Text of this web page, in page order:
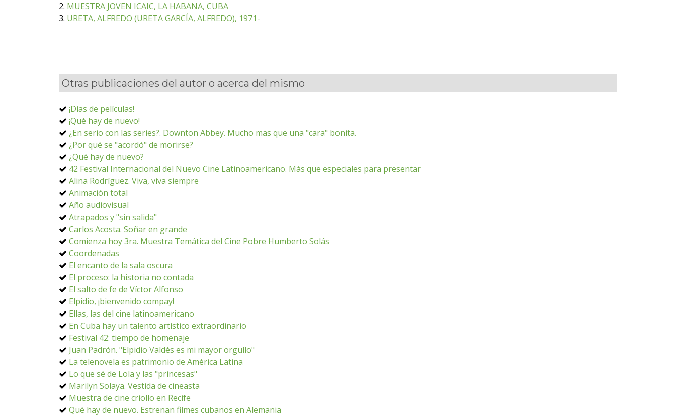
2. MUESTRA JOVEN ICAIC, LA HABANA, CUBA
3. URETA, ALFREDO (URETA GARCÍA, ALFREDO), 1971-
Otras publicaciones del autor o acerca del mismo
¡Días de películas!
¡Qué hay de nuevo!
¿En serio con las series?. Downton Abbey. Mucho mas que una "cara" bonita.
¿Por qué se "acordó" de morirse?
¿Qué hay de nuevo?
42 Festival Internacional del Nuevo Cine Latinoamericano. Más que especiales para presentar
Alina Rodríguez. Viva, viva siempre
Animación total
Año audiovisual
Atrapados y "sin salida"
Carlos Acosta. Soñar en grande
Comienza hoy 3ra. Muestra Temática del Cine Pobre Humberto Solás
Coordenadas
El encanto de la sala oscura
El proceso: la historia no contada
El salto de fe de Víctor Alfonso
Elpidio, ¡bienvenido compay!
Ellas, las del cine latinoamericano
En Cuba hay un talento artístico extraordinario
Festival 42: tiempo de homenaje
Juan Padrón. "Elpidio Valdés es mi mayor orgullo"
La telenovela es patrimonio de América Latina
Lo que sé de Lola y las "princesas"
Marilyn Solaya. Vestida de cineasta
Muestra de cine criollo en Recife
Qué hay de nuevo. Estrenan filmes cubanos en Alemania